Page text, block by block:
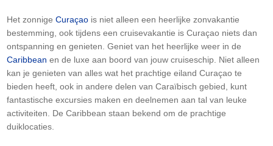
Het zonnige Curaçao is niet alleen een heerlijke zonvakantie
bestemming, ook tijdens een cruisevakantie is Curaçao niets dan
ontspanning en genieten. Geniet van het heerlijke weer in de
Caribbean en de luxe aan boord van jouw cruiseschip. Niet alleen
kan je genieten van alles wat het prachtige eiland Curaçao te
bieden heeft, ook in andere delen van Caraïbisch gebied, kunt
fantastische excursies maken en deelnemen aan tal van leuke
activiteiten. De Caribbean staan bekend om de prachtige
duiklocaties.